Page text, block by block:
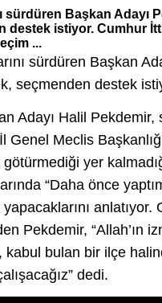
sürdüren Başkan Adayı
destek istiyor. Cumhur
...
sürdüren Başkan
seçmenden destek
Adayı Halil Pekdemir,
Genel Meclis
yer
“Daha önce
anlatıyor.
Pekdemir, “Allah’ın
kabul bulan bir ilçe
dedi.